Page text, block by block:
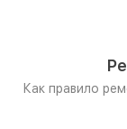
Как правило